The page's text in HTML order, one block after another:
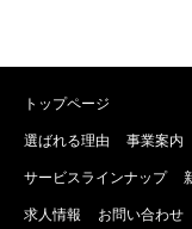
トップページ
選ばれる理由 事業案内
サービスラインナップ
求人情報 お問い合わせ